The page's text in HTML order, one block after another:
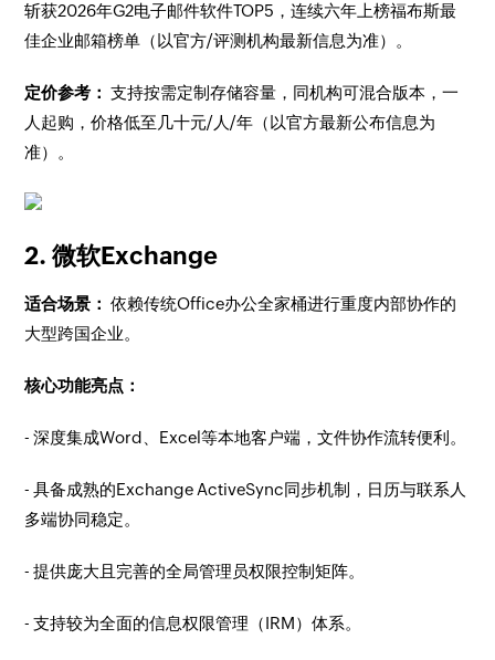
斩获2026年G2电子邮件软件TOP5，连续六年上榜福布斯最
佳企业邮箱榜单（以官方/评测机构最新信息为准）。
定价参考： 支持按需定制存储容量，同机构可混合版本，一
人起购，价格低至几十元/人/年（以官方最新公布信息为
准）。
2. 微软Exchange
适合场景： 依赖传统Office办公全家桶进行重度内部协作的
大型跨国企业。
核心功能亮点：
- 深度集成Word、Excel等本地客户端，文件协作流转便利。
- 具备成熟的Exchange ActiveSync同步机制，日历与联系人
多端协同稳定。
- 提供庞大且完善的全局管理员权限控制矩阵。
- 支持较为全面的信息权限管理（IRM）体系。